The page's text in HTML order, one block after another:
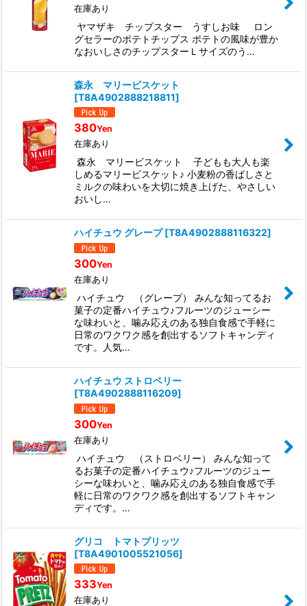
在庫あり
ヤマザキ チップスター うすしお味 ロン
グセラーのポテトチップス ポテトの風味が豊か
なおいしさのチップスターＬサイズのう…
森永 マリービスケット
[T8A4902888218811]
380Yen
在庫あり
森永 マリービスケット 子どもも大人も楽
しめるマリービスケット♪ 小麦粉の香ばしさと
ミルクの味わいを大切に焼き上げた、やさしい
おいし…
ハイチュウ グレープ [T8A4902888116322]
300Yen
在庫あり
ハイチュウ （グレープ） みんな知ってるお
菓子の定番ハイチュウ♪フルーツのジューシー
な味わいと、噛み応えのある独自食感で手軽に
日常のワクワク感を創出するソフトキャンディ
です。人気…
ハイチュウ ストロベリー
[T8A4902888116209]
300Yen
在庫あり
ハイチュウ （ストロベリー） みんな知って
るお菓子の定番ハイチュウ♪フルーツのジュー
シーな味わいと、噛み応えのある独自食感で手
軽に日常のワクワク感を創出するソフトキャン
ディです。…
グリコ トマトプリッツ
[T8A4901005521056]
333Yen
在庫あり